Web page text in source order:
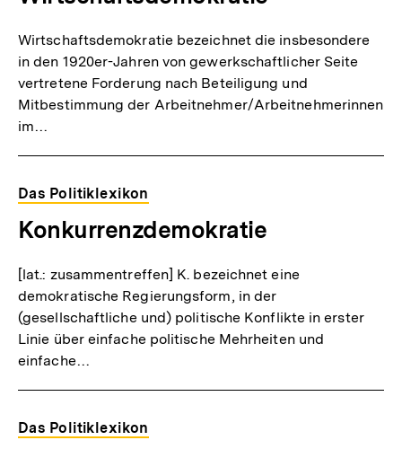
Wirtschaftsdemokratie bezeichnet die insbesondere
in den 1920er-Jahren von gewerkschaftlicher Seite
vertretene Forderung nach Beteiligung und
Mitbestimmung der Arbeitnehmer/Arbeitnehmerinnen
im…
Das Politiklexikon
Konkurrenzdemokratie
[lat.: zusammentreffen] K. bezeichnet eine
demokratische Regierungsform, in der
(gesellschaftliche und) politische Konflikte in erster
Linie über einfache politische Mehrheiten und
einfache…
Das Politiklexikon